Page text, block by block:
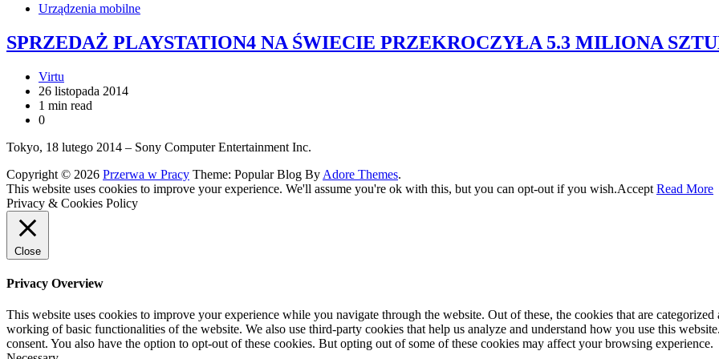
Urządzenia mobilne
SPRZEDAŻ PLAYSTATION4 NA ŚWIECIE PRZEKROCZYŁA 5.3 MILIONA
Virtu
26 listopada 2014
1 min read
0
Tokyo, 18 lutego 2014 – Sony Computer Entertainment Inc.
Copyright © 2026 Przerwa w Pracy Theme: Popular Blog By Adore Themes.
This website uses cookies to improve your experience. We'll assume you're ok with this, but you can opt-out if you wish.Accept Read More
Privacy & Cookies Policy
Close
Privacy Overview
This website uses cookies to improve your experience while you navigate through the website. Out of these, the cookies that are categorized
working of basic functionalities of the website. We also use third-party cookies that help us analyze and understand how you use this
consent. You also have the option to opt-out of these cookies. But opting out of some of these cookies may affect your browsing experience.